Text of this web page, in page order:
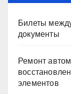
Билеты
документы
Ремонт
элементов